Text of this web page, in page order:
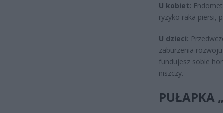
U kobiet:
ryzyko raka piersi,
U dzieci:
zaburzenia
fundujesz sobie
niszczy.
PUŁAPKA